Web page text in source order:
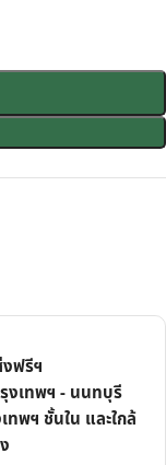
ฟรีฯ
งเทพฯ - นนทบุรี
ทพฯ ชั้นใน และใกล้